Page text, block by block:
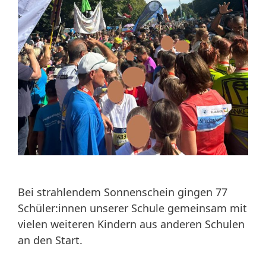
Bei strahlendem Sonnenschein gingen 77
Schüler:innen unserer Schule gemeinsam mit
vielen weiteren Kindern aus anderen Schulen
an den Start.